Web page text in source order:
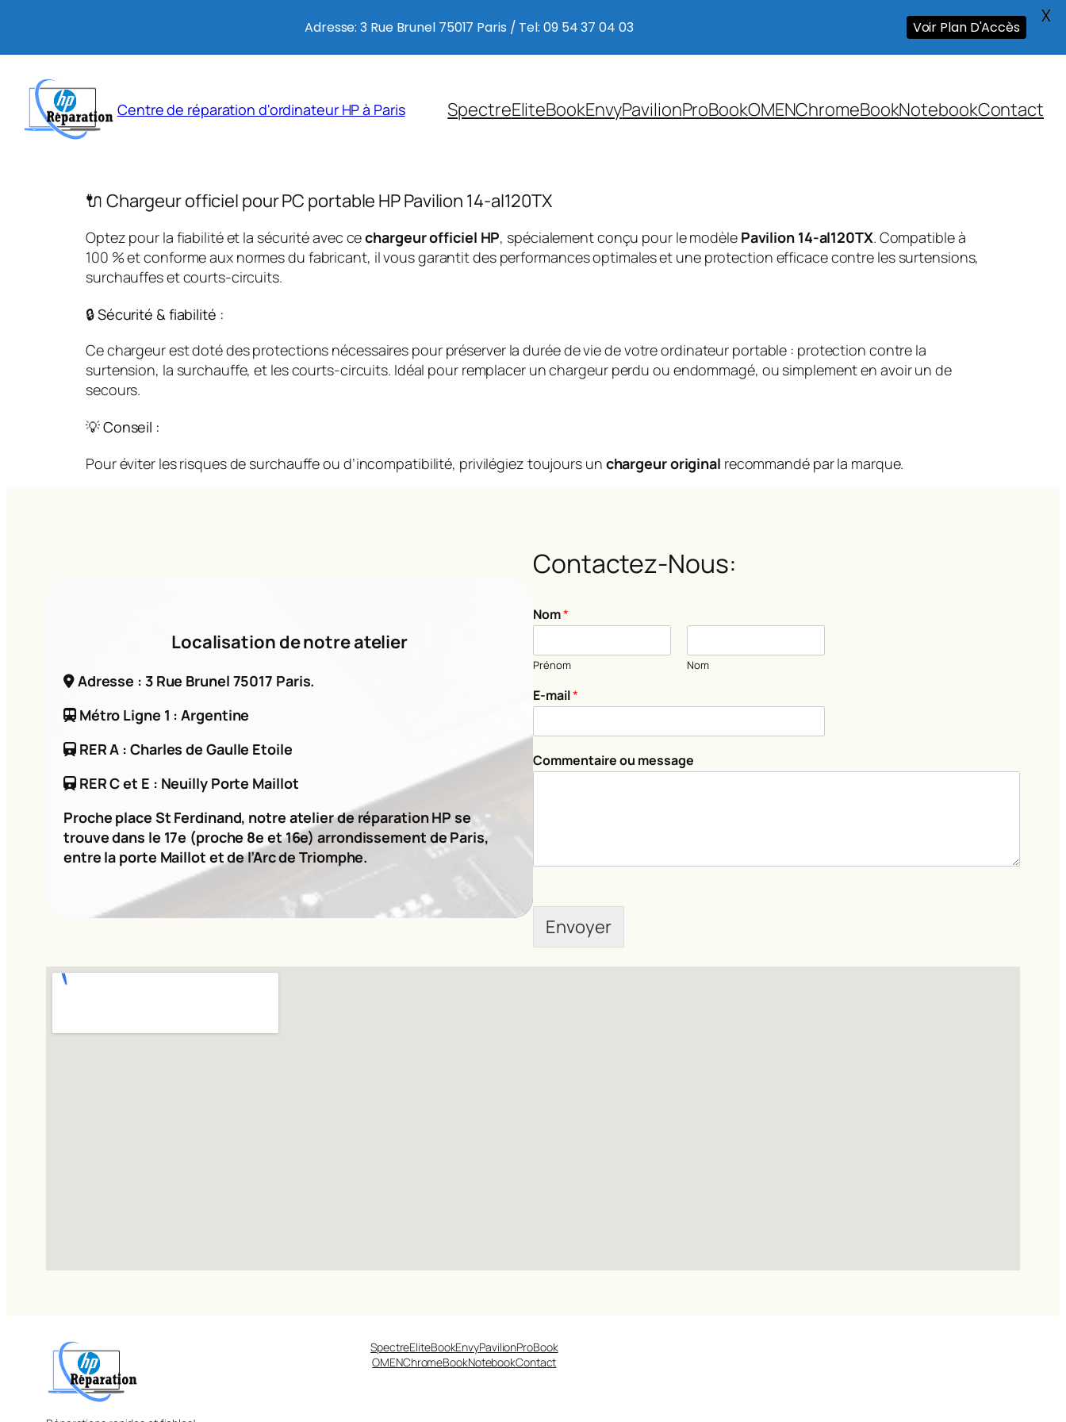
contenu
Centre de réparation d'ordinateur HP à Paris SpectreEliteBookEnvyPavilionProBookOMENChromeBookNotebookContact
🔌 Chargeur officiel pour PC portable HP Pavilion 14-al120TX
Optez pour la fiabilité et la sécurité avec cechargeur officiel HP, spécialement conçu pour le modèle Pavilion 14-al120TX. Compatible à
100 % et conforme aux normes du fabricant, il vous garantit des performances optimales et une protection efficace contre les surtensions,
surchauffes et courts-circuits.
🔒 Sécurité & fiabilité :
Ce chargeur est doté des protections nécessaires pour préserver la durée de vie de votre ordinateur portable : protection contre la
surtension, la surchauffe, et les courts-circuits. Idéal pour remplacer un chargeur perdu ou endommagé, ou simplement en avoir un de
secours.
💡 Conseil :
Pour éviter les risques de surchauffe ou d’incompatibilité, privilégiez toujours un chargeur original recommandé par la marque.
Localisation de notre atelier
Adresse : 3 Rue Brunel 75017 Paris.
Métro Ligne 1 : Argentine
RER A : Charles de Gaulle Etoile
RER C et E : Neuilly Porte Maillot
Proche place St Ferdinand, notre atelier de réparation HP se
trouve dans le 17e (proche 8e et 16e) arrondissement de Paris,
entre la porte Maillot et de l’Arc de Triomphe.
Contactez-Nous:
Nom*
Prénom Nom
E-mail*
*
*
l
Commentaire ou message
Envoyer
SpectreEliteBookEnvyPavilionProBook
OMENChromeBookNotebookContact
Adresse: 3 Rue Brunel 75017 Paris / Tel: 09 54 37 04 03 Voir Plan D'Accès X